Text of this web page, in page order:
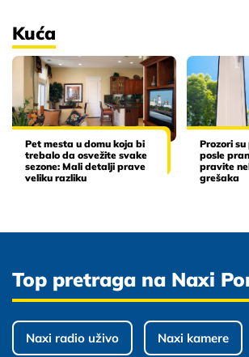
Kuća
Pet mesta u domu koja bi
trebalo da osvežite svake
sezone: Mali detalji prave
veliku razliku
Prozori
posle
pravite
grešaka
Top pretraga na Naxi
Naxi radio uživo Naxi kamere